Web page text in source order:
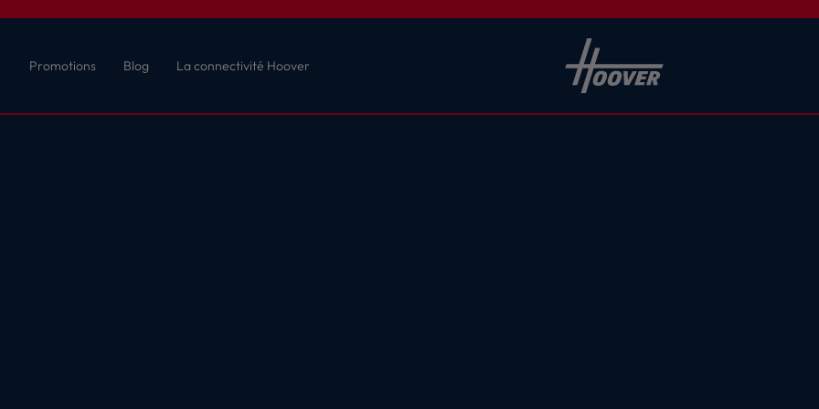
Promotions Blog La connectivité Hoover